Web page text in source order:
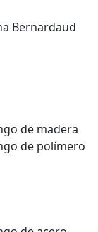
Bernardaud
de madera
de polímero